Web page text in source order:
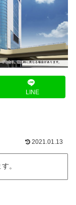
LINE
2021.01.13
。